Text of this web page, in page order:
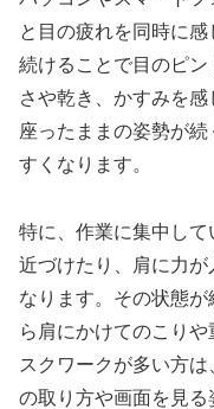
と目の疲れを同時に
続けることで目のピ
さや乾き、かすみを
座ったままの姿勢が
すくなります。
特に、作業に集中し
近づけたり、肩に力が
なります。その状態
ら肩にかけてのこり
スクワークが多い方
の取り方や画面を見る